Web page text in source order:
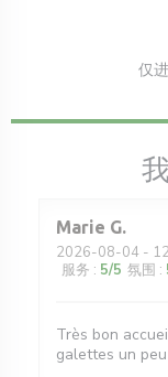
Marie G
2026-08-04 -
服务 : 5/5 氛围 :
Très bon
galettes un
仅